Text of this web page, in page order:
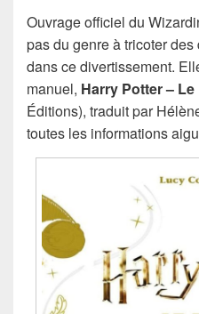
Ouvrage officiel du
pas du genre à tricoter
dans ce divertissement.
manuel, Harry Potter –
Éditions), traduit par
toutes les informations